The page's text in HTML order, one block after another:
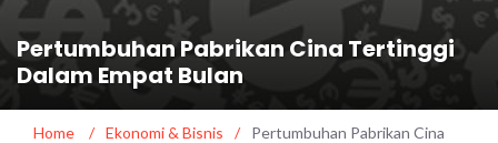
Pertumbuhan Pabrikan Cina Tertinggi
Dalam Empat Bulan
Home / Ekonomi & Bisnis /
Pertumbuhan Pabrikan Cina